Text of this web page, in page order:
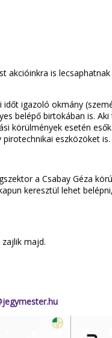
is
igazoló okmány
belépő birtokában is.
körülmények esetén
eszközöket is.
a Csabay Géza
keresztül lehet
majd.